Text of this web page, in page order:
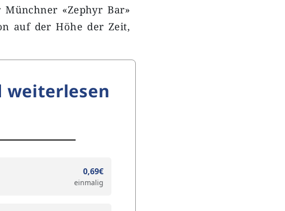
«Zephyr Bar»
auf der Höhe der Zeit,
weiterlesen
0,69€
einmalig